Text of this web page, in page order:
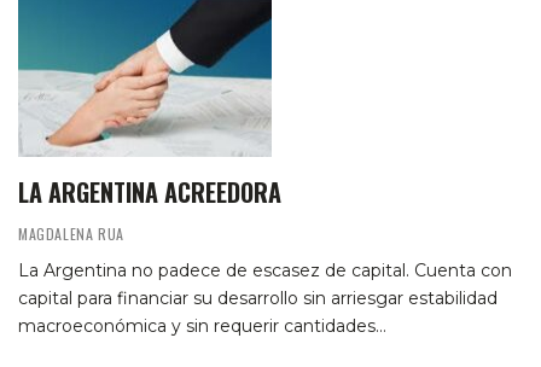
LA ARGENTINA ACREEDORA
MAGDALENA RUA
La Argentina no padece de escasez de capital. Cuenta con
capital para financiar su desarrollo sin arriesgar estabilidad
macroeconómica y sin requerir cantidades…